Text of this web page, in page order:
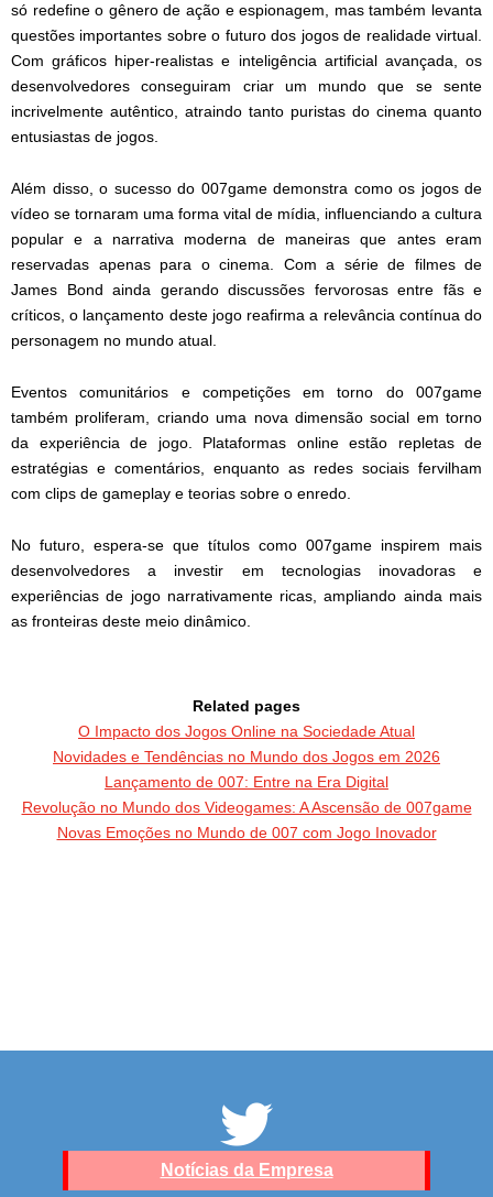
só redefine o gênero de ação e espionagem, mas também levanta
questões importantes sobre o futuro dos jogos de realidade virtual.
Com gráficos hiper-realistas e inteligência artificial avançada, os
desenvolvedores conseguiram criar um mundo que se sente
incrivelmente autêntico, atraindo tanto puristas do cinema quanto
entusiastas de jogos.
Além disso, o sucesso do 007game demonstra como os jogos de
vídeo se tornaram uma forma vital de mídia, influenciando a cultura
popular e a narrativa moderna de maneiras que antes eram
reservadas apenas para o cinema. Com a série de filmes de
James Bond ainda gerando discussões fervorosas entre fãs e
críticos, o lançamento deste jogo reafirma a relevância contínua do
personagem no mundo atual.
Eventos comunitários e competições em torno do 007game
também proliferam, criando uma nova dimensão social em torno
da experiência de jogo. Plataformas online estão repletas de
estratégias e comentários, enquanto as redes sociais fervilham
com clips de gameplay e teorias sobre o enredo.
No futuro, espera-se que títulos como 007game inspirem mais
desenvolvedores a investir em tecnologias inovadoras e
experiências de jogo narrativamente ricas, ampliando ainda mais
as fronteiras deste meio dinâmico.
Related pages
O Impacto dos Jogos Online na Sociedade Atual
Novidades e Tendências no Mundo dos Jogos em 2026
Lançamento de 007: Entre na Era Digital
Revolução no Mundo dos Videogames: A Ascensão de 007game
Novas Emoções no Mundo de 007 com Jogo Inovador
Notícias da Empresa